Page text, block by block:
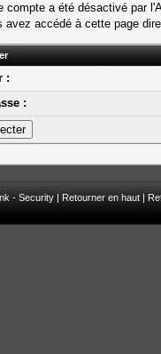
compte a été désactivé par
avez accédé à cette page
:
:
- Security | Retourner en haut |